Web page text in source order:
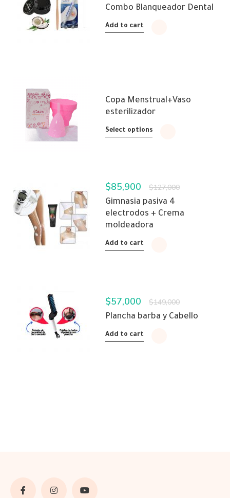
Combo Blanqueador Dental
Add to cart
Copa Menstrual+Vaso
esterilizador
Select options
$85,900 $127,000
Gimnasia pasiva 4
electrodos + Crema
moldeadora
Add to cart
$57,000 $149,000
Plancha barba y Cabello
Add to cart